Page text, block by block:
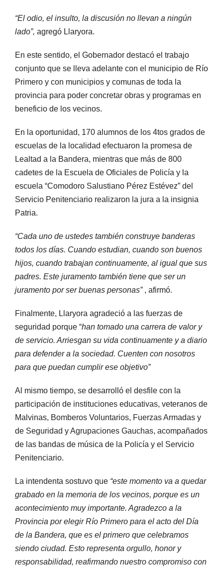
“El odio, el insulto, la discusión no llevan a ningún
lado”, agregó Llaryora.
En este sentido, el Gobernador destacó el trabajo
conjunto que se lleva adelante con el municipio de Río
Primero y con municipios y comunas de toda la
provincia para poder concretar obras y programas en
beneficio de los vecinos.
En la oportunidad, 170 alumnos de los 4tos grados de
escuelas de la localidad efectuaron la promesa de
Lealtad a la Bandera, mientras que más de 800
cadetes de la Escuela de Oficiales de Policía y la
escuela “Comodoro Salustiano Pérez Estévez” del
Servicio Penitenciario realizaron la jura a la insignia
Patria.
“Cada uno de ustedes también construye banderas
todos los días. Cuando estudian, cuando son buenos
hijos, cuando trabajan continuamente, al igual que sus
padres. Este juramento también tiene que ser un
juramento por ser buenas personas” , afirmó.
Finalmente, Llaryora agradeció a las fuerzas de
seguridad porque “han tomado una carrera de valor y
de servicio. Arriesgan su vida continuamente y a diario
para defender a la sociedad. Cuenten con nosotros
para que puedan cumplir ese objetivo”
Al mismo tiempo, se desarrolló el desfile con la
participación de instituciones educativas, veteranos de
Malvinas, Bomberos Voluntarios, Fuerzas Armadas y
de Seguridad y Agrupaciones Gauchas, acompañados
de las bandas de música de la Policía y el Servicio
Penitenciario.
La intendenta sostuvo que “este momento va a quedar
grabado en la memoria de los vecinos, porque es un
acontecimiento muy importante. Agradezco a la
Provincia por elegir Río Primero para el acto del Día
de la Bandera, que es el primero que celebramos
siendo ciudad. Esto representa orgullo, honor y
responsabilidad, reafirmando nuestro compromiso con